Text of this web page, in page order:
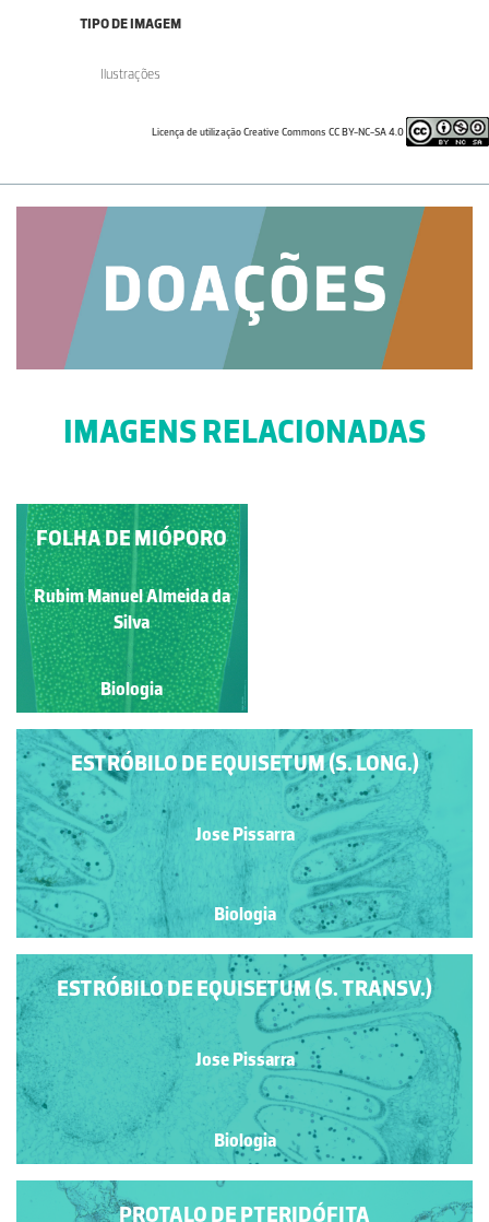
TIPO DE IMAGEM
Ilustrações
Licença de utilização Creative Commons CC BY-NC-SA 4.0
IMAGENS RELACIONADAS
INFLORESCÊNCIA DE
MONOCOTILEDÓNEA
Rubim Manuel Almeida da
Silva
Biologia
FOLHA DE MIÓPORO
Rubim Manuel Almeida da
Silva
Biologia
ESTRÓBILO DE EQUISETUM (S. LONG.)
Jose Pissarra
Biologia
ESTRÓBILO DE EQUISETUM (S. TRANSV.)
Jose Pissarra
Biologia
PROTALO DE PTERIDÓFITA